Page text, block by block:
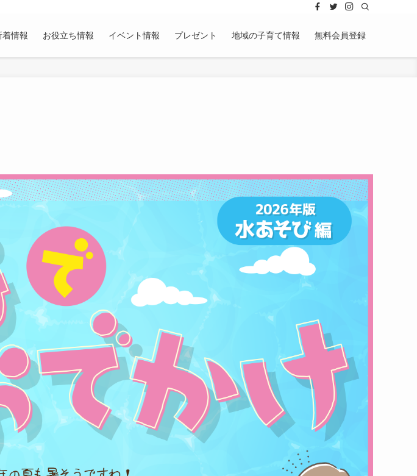
着情報 お役立ち情報 イベント情報 プレゼント 地域の子育て情報 無料会員登録